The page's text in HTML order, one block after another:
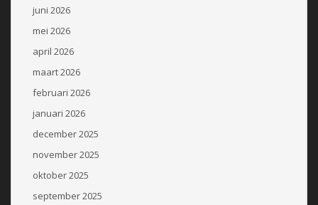
juni 2026
mei 2026
april 2026
maart 2026
februari 2026
januari 2026
december 2025
november 2025
oktober 2025
september 2025